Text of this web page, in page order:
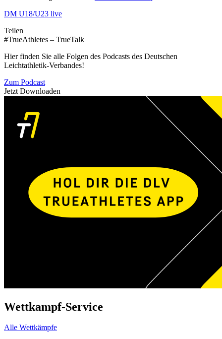
DM U18/U23 live
Teilen
#TrueAthletes – TrueTalk
Hier finden Sie alle Folgen des Podcasts des Deutschen
Leichtathletik-Verbandes!
Zum Podcast
Jetzt Downloaden
Wettkampf-Service
Alle Wettkämpfe